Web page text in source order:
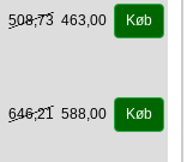
508,73 463,00 Køb
646,21 588,00 Køb